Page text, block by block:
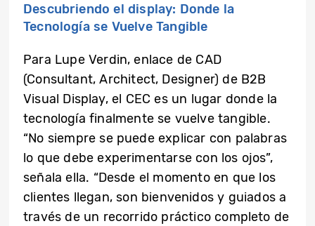
Descubriendo el display: Donde la
Tecnología se Vuelve Tangible
Para Lupe Verdin, enlace de CAD
(Consultant, Architect, Designer) de B2B
Visual Display, el CEC es un lugar donde la
tecnología finalmente se vuelve tangible.
“No siempre se puede explicar con palabras
lo que debe experimentarse con los ojos”,
señala ella. “Desde el momento en que los
clientes llegan, son bienvenidos y guiados a
través de un recorrido práctico completo de